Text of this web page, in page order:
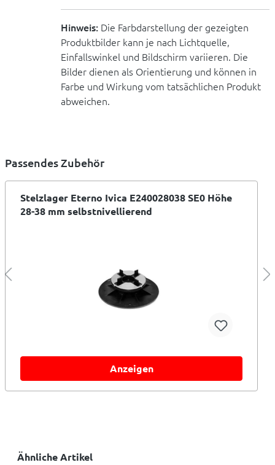
Hinweis: Die Farbdarstellung der gezeigten
Produktbilder kann je nach Lichtquelle,
Einfallswinkel und Bildschirm variieren. Die
Bilder dienen als Orientierung und können in
Farbe und Wirkung vom tatsächlichen Produkt
abweichen.
Passendes Zubehör
Stelzlager Eterno Ivica E240028038 SE0 Höhe
28-38 mm selbstnivellierend
Anzeigen
Ähnliche Artikel